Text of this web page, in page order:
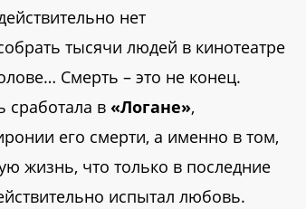
нет
тысячи людей в кинотеатре
Смерть – это не конец.
сработала в «Логане»,
его смерти, а именно в том,
жизнь, что только в последние
испытал любовь.